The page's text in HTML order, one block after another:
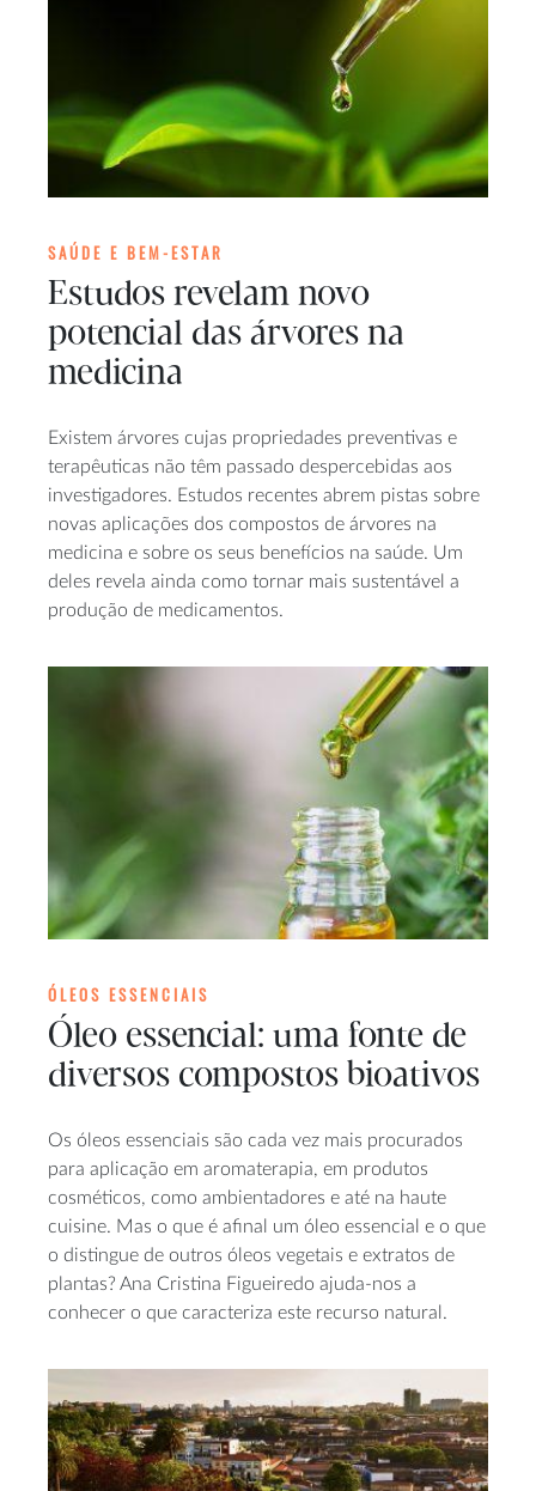
SAÚDE E BEM-ESTAR
Estudos revelam novo
potencial das árvores na
medicina
Existem árvores cujas propriedades preventivas e
terapêuticas não têm passado despercebidas aos
investigadores. Estudos recentes abrem pistas sobre
novas aplicações dos compostos de árvores na
medicina e sobre os seus benefícios na saúde. Um
deles revela ainda como tornar mais sustentável a
produção de medicamentos.
ÓLEOS ESSENCIAIS
Óleo essencial: uma fonte de
diversos compostos bioativos
Os óleos essenciais são cada vez mais procurados
para aplicação em aromaterapia, em produtos
cosméticos, como ambientadores e até na haute
cuisine. Mas o que é afinal um óleo essencial e o que
o distingue de outros óleos vegetais e extratos de
plantas? Ana Cristina Figueiredo ajuda-nos a
conhecer o que caracteriza este recurso natural.